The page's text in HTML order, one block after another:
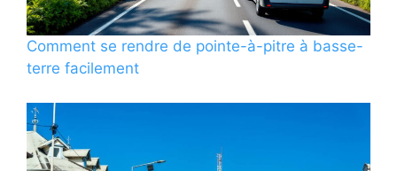
Comment se rendre de pointe-à-pitre à basse-
terre facilement